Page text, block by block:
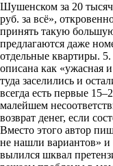
Шушенском за 20
руб. за всё»,
принять такую
предлагаются даже
отдельные квартиры.
описана как «ужасная
туда заселились и
всегда есть первые
малейшем
возврат денег, если
Вместо этого автор
не нашли вариантов»
вылился шквал